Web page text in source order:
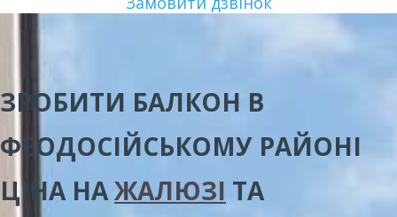
ЗРОБИТИ БАЛКОН В
ФЕОДОСІЙСЬКОМУ РАЙОНІ
ЦІНАНАЖАЛЮЗІ ТА